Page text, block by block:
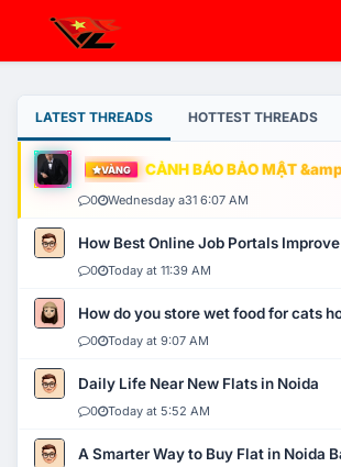
LATEST THREADS HOTTEST THREADS
VÀNG CẢNH BÁO BẢO MẬT
0 Wednesday a31 6:07 AM
How Best Online Job Portals
0 Today at 11:39 AM
How do you store wet food for cats
0 Today at 9:07 AM
Daily Life Near New Flats in Noida
0 Today at 5:52 AM
A Smarter Way to Buy Flat in Noida